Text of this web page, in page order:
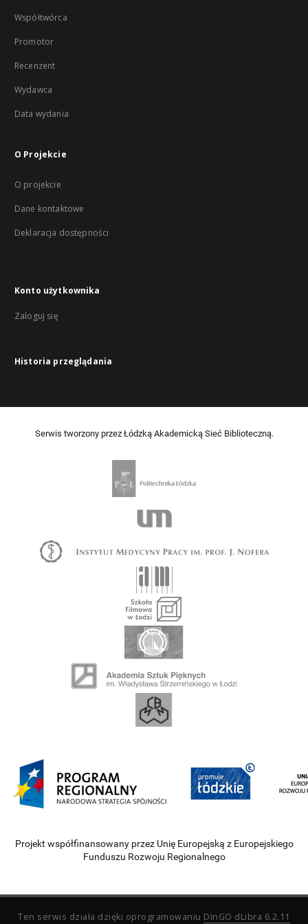
Współtwórca
Promotor
Recenzent
Wydawca
Data wydania
O Projekcie
O projekcie
Dane kontaktowe
Deklaracja dostępności
Konto użytkownika
Zaloguj się
Historia przeglądania
Serwis tworzony przez Łódzką Akademicką Sieć Biblioteczną.
Projekt współfinansowany przez Unię Europejską z Europejskiego
Funduszu Rozwoju Regionalnego
Ten serwis działa dzięki oprogramowaniu DInGO dLibra 6.2.11